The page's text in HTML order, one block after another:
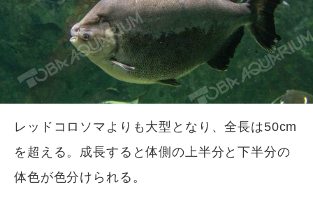
レッドコロソマよりも大型となり、全長は50cm
を超える。成長すると体側の上半分と下半分の
体色が色分けられる。